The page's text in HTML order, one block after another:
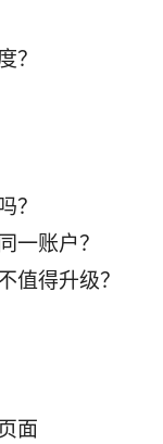
？
？
一账户？
值得升级？
面